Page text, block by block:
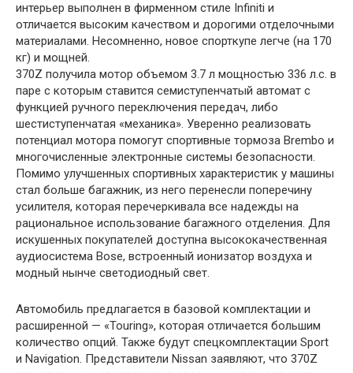
интерьер выполнен в фирменном стиле Infiniti и
отличается высоким качеством и дорогими отделочными
материалами. Несомненно, новое спорткупе легче (на 170
кг) и мощней.
370Z получила мотор объемом 3.7 л мощностью 336 л.с. в
паре с которым ставится семиступенчатый автомат с
функцией ручного переключения передач, либо
шестиступенчатая «механика». Уверенно реализовать
потенциал мотора помогут спортивные тормоза Brembo и
многочисленные электронные системы безопасности.
Помимо улучшенных спортивных характеристик у машины
стал больше багажник, из него перенесли поперечину
усилителя, которая перечеркивала все надежды на
рациональное использование багажного отделения. Для
искушенных покупателей доступна высококачественная
аудиосистема Bose, встроенный ионизатор воздуха и
модный нынче светодиодный свет.
Автомобиль предлагается в базовой комплектации и
расширенной — «Touring», которая отличается большим
количество опций. Также будут спецкомплектации Sport
и Navigation. Представители Nissan заявляют, что 370Z